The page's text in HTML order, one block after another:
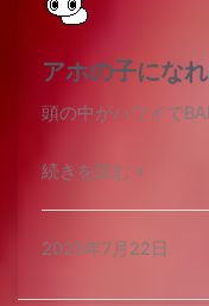
アホの子にな
頭の中がハワイで
続きを読む »
2025年7月22日